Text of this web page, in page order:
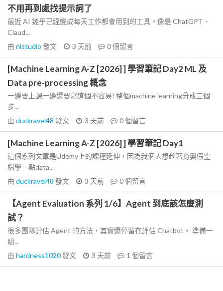
不用再到處找提示詞了
最近 AI 幾乎已經變成每天工作都會用到的工具。像是 ChatGPT、
Claud...
由 nlstudio 發文 3 天前 0個留言
[Machine Learning A-Z [2026] ] 學習筆記 Day2 ML 及
Data pre-processing 概念
一邊要上課一邊還要寫這個不容易! 整個machine learning分成三個
步...
由 duckravel48 發文 3 天前 0個留言
[Machine Learning A-Z [2026] ] 學習筆記 Day1
這個系列文章是Udemy上的課程延伸，因為我個人想趁著育嬰假空
檔學一點data...
由 duckravel48 發文 3 天前 0個留言
【Agent Evaluation 系列 1/6】Agent 到底該怎麼測
試？
很多團隊評估 Agent 的方法，其實還停留在評估 Chatbot。 準備一
組...
由 hardness1020發文 3 天前 1 個留言